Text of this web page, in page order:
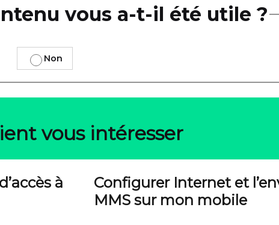
vous a-t-il été utile ?
Non
vous intéresser
à
Configurer Internet et
MMS sur mon mobile